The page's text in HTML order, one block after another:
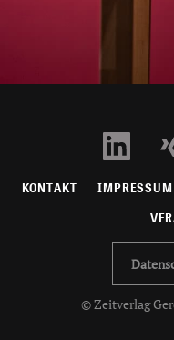
KONTAKT IMPRESSUM
© Zeitverlag